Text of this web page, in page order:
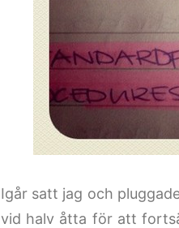
Igår satt jag och
vid halv åtta för att